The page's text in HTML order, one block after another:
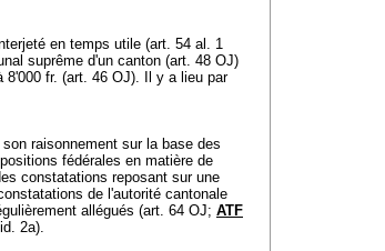
en temps utile (art. 54 al. 1
suprême d'un canton (art. 48 OJ)
8'000 fr. (art. 46 OJ). Il y a lieu par
raisonnement sur la base des
fédérales en matière de
constatations reposant sur une
de l'autorité cantonale
allégués (art. 64 OJ; ATF
2a).